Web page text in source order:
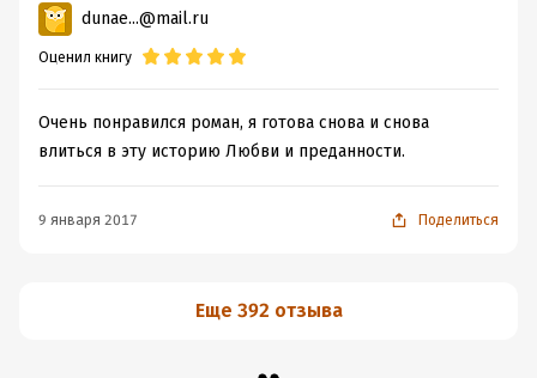
dunae...@mail.ru
Оценил книгу
Очень понравился роман, я готова снова и снова
влиться в эту историю Любви и преданности.
9 января 2017 Поделиться
Еще 392 отзыва